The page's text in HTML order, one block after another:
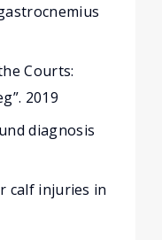
Courts:
2019
diagnosis
calf injuries in